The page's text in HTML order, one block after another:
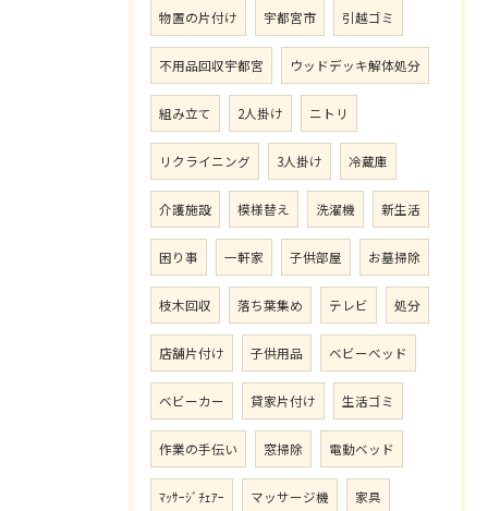
物置の片付け 宇都宮市 引越ゴミ
不用品回収宇都宮 ウッドデッキ解体処分
組み立て 2人掛け ニトリ
リクライニング 3人掛け 冷蔵庫
介護施設 模様替え 洗濯機 新生活
困り事 一軒家 子供部屋 お墓掃除
枝木回収 落ち葉集め テレビ 処分
店舗片付け 子供用品 ベビーベッド
ベビーカー 貸家片付け 生活ゴミ
作業の手伝い 窓掃除 電動ベッド
ﾏｯｻｰｼﾞﾁｪｱｰ マッサージ機 家具